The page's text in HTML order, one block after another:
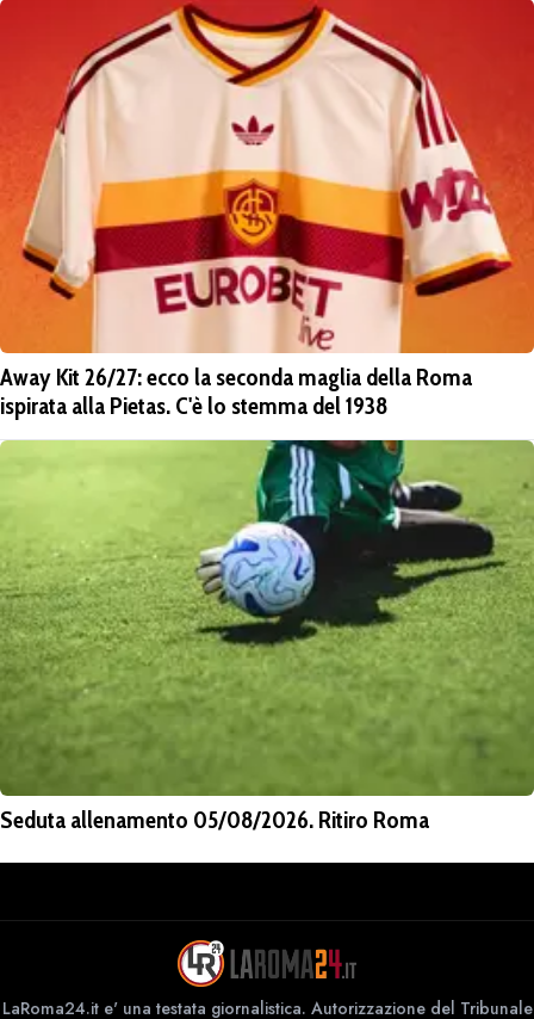
Away Kit 26/27: ecco la seconda maglia della Roma
ispirata alla Pietas. C'è lo stemma del 1938
Seduta allenamento 05/08/2026. Ritiro Roma
LaRoma24.it e' una testata giornalistica. Autorizzazione del Tribunale